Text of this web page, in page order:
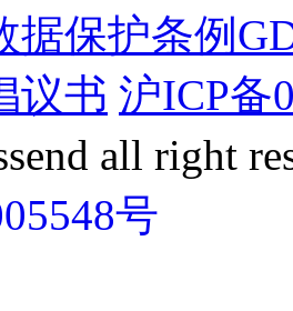
据保护条例
议书 沪ICP备
all right
号